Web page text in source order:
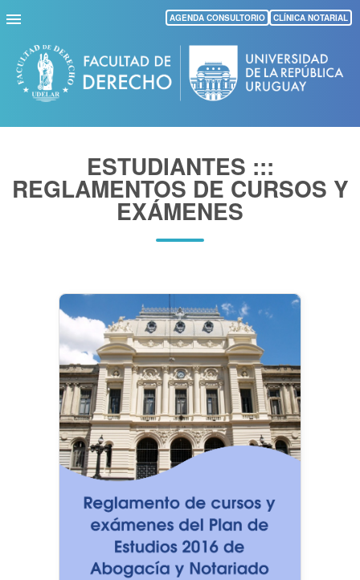
Pasar
al
contenido
principal
AGENDA CONSULTORIO CLÍNICA NOTARIAL
ESTUDIANTES :::
REGLAMENTOS DE CURSOS Y
EXÁMENES